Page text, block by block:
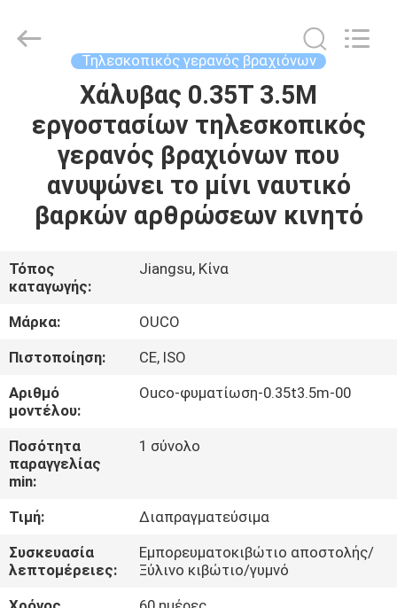
ΠΡΟΪΌΝΤΑ
ΒΊΝΤΕΟ
ΕΜΦΆΝΙΣΗ
VR
ΣΧΕΤΙΚΆ
ΜΕ
ΕΜΆΣ
ΕΠΙΣΚΈΨΕΙΣ
ΕΡΓΟΣΤΆΣΙΟ
ΈΛΕΓΧΟΣ
GROUP
Τηλεσκοπικός γερανός βραχιόνων
Χάλυβας 0.35T 3.5M
εργοστασίων τηλεσκοπικός
γερανός βραχιόνων που
ανυψώνει το μίνι ναυτικό
βαρκών αρθρώσεων κινητό
Τόπος
καταγωγής:
Jiangsu, Κίνα
Μάρκα:
OUCO
Πιστοποίηση:
CE, ISO
Αριθμό
μοντέλου:
Ouco-φυματίωση-0.35t3.5m-00
Ποσότητα
παραγγελίας
min:
1 σύνολο
Τιμή:
Διαπραγματεύσιμα
Συσκευασία
λεπτομέρειες:
Εμπορευματοκιβώτιο αποστολής/
Ξύλινο κιβώτιο/γυμνό